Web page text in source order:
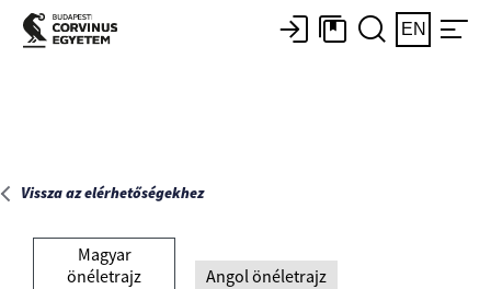
Főoldal
EN
Vissza az elérhetőségekhez
Magyar
önéletrajz
Angol önéletrajz